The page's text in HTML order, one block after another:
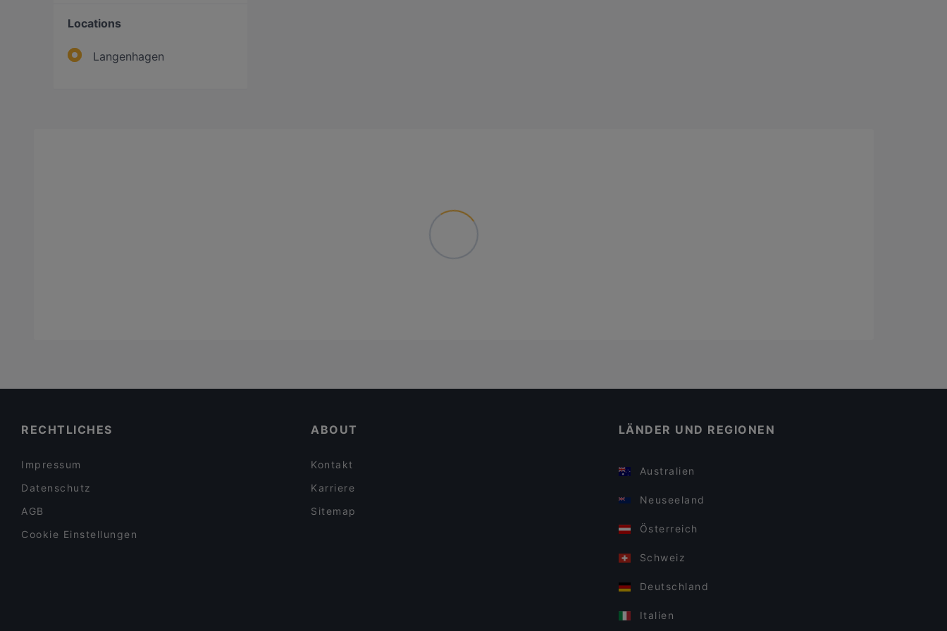
Locations
Langenhagen
RECHTLICHES
Impressum
Datenschutz
AGB
Cookie Einstellungen
ABOUT
Kontakt
Karriere
Sitemap
LÄNDER UND REGIONEN
Australien
Neuseeland
Österreich
Schweiz
Deutschland
Italien